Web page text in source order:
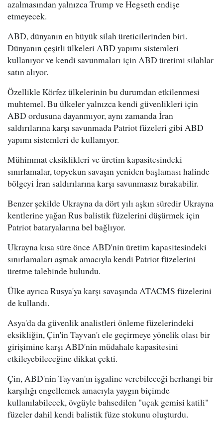
azalmasından yalnızca Trump ve Hegseth endişe
etmeyecek.
ABD, dünyanın en büyük silah üreticilerinden biri.
Dünyanın çeşitli ülkeleri ABD yapımı sistemleri
kullanıyor ve kendi savunmaları için ABD üretimi silahlar
satın alıyor.
Özellikle Körfez ülkelerinin bu durumdan etkilenmesi
muhtemel. Bu ülkeler yalnızca kendi güvenlikleri için
ABD ordusuna dayanmıyor, aynı zamanda İran
saldırılarına karşı savunmada Patriot füzeleri gibi ABD
yapımı sistemleri de kullanıyor.
Mühimmat eksiklikleri ve üretim kapasitesindeki
sınırlamalar, topyekun savaşın yeniden başlaması halinde
bölgeyi İran saldırılarına karşı savunmasız bırakabilir.
Benzer şekilde Ukrayna da dört yılı aşkın süredir Ukrayna
kentlerine yağan Rus balistik füzelerini düşürmek için
Patriot bataryalarına bel bağlıyor.
Ukrayna kısa süre önce ABD'nin üretim kapasitesindeki
sınırlamaları aşmak amacıyla kendi Patriot füzelerini
üretme talebinde bulundu.
Ülke ayrıca Rusya'ya karşı savaşında ATACMS füzelerini
de kullandı.
Asya'da da güvenlik analistleri önleme füzelerindeki
eksikliğin, Çin'in Tayvan'ı ele geçirmeye yönelik olası bir
girişimine karşı ABD'nin müdahale kapasitesini
etkileyebileceğine dikkat çekti.
Çin, ABD'nin Tayvan'ın işgaline verebileceği herhangi bir
karşılığı engellemek amacıyla yaygın biçimde
kullanılabilecek, övgüyle bahsedilen "uçak gemisi katili"
füzeler dahil kendi balistik füze stokunu oluşturdu.